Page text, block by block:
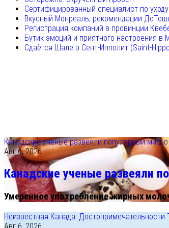
Сертифицированный специалист по
Вкусный Монреаль, рекомендации
Регистрация компаний в провинции
Бутик эмоций и приятного настроения в
Сдаётся Шале в Сент-Ипполит (Saint-
Канадские ученые развеяли популярный миф
Авг 6, 2026
Канадские ученые развеяли
Умеренное употребление жирных
Неизвестная Канада: Достопримечательности